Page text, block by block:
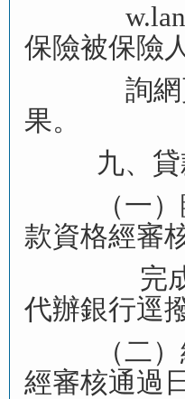
保險被保險
詢
果。
九、
（一
款資格經審
完
代辦銀行逕
（二
經審核通過